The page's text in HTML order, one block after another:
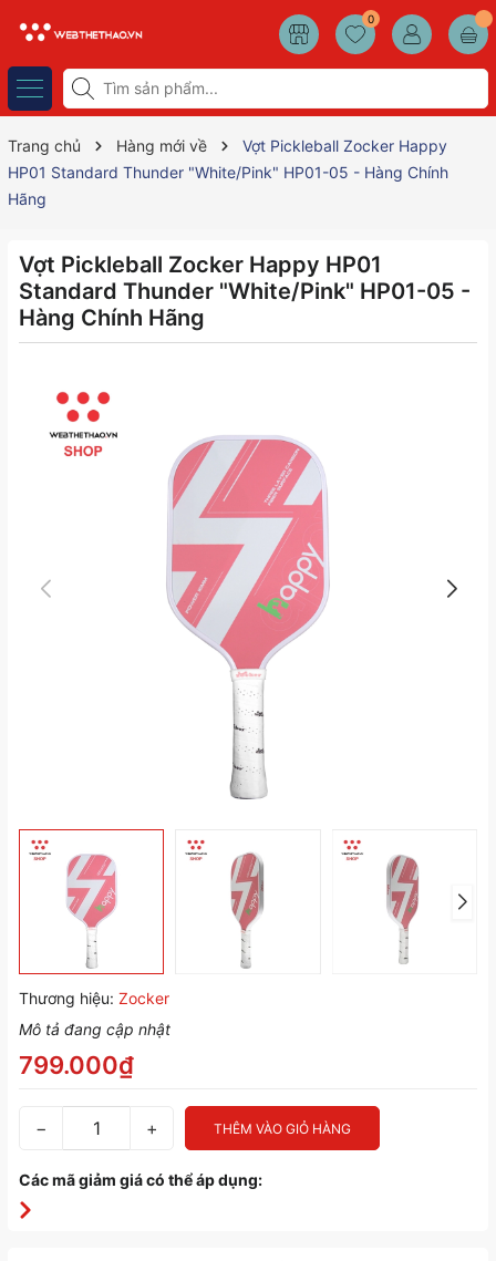
0
Trang chủ Hàng mới về
Vợt Pickleball Zocker Happy
HP01 Standard Thunder "White/Pink" HP01-05 - Hàng Chính
Hãng
Vợt Pickleball Zocker Happy HP01
Standard Thunder "White/Pink" HP01-05 -
Hàng Chính Hãng
Thương hiệu: Zocker
Mô tả đang cập nhật
799.000₫
− + THÊM VÀO GIỎ HÀNG
Các mã giảm giá có thể áp dụng: